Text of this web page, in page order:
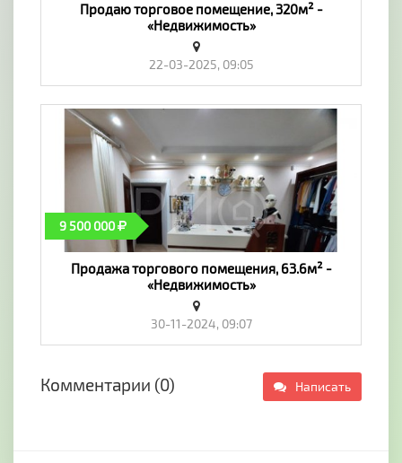
Продаю торговое помещение, 320м² -
«Недвижимость»
22-03-2025, 09:05
9 500 000
Продажа торгового помещения, 63.6м² -
«Недвижимость»
30-11-2024, 09:07
Комментарии (0) Написать